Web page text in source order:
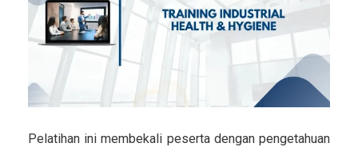
Pelatihan ini membekali peserta dengan pengetahuan